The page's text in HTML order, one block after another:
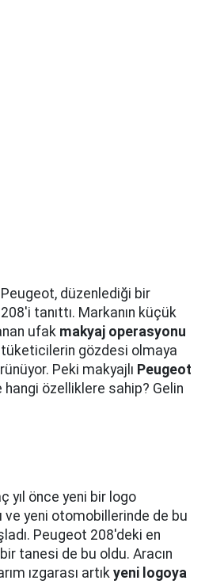
düzenlediği bir
tanıttı. Markanın küçük
ufak makyaj operasyonu
gözdesi olmaya
Peki makyajlı Peugeot
hangi özelliklere sahip? Gelin
yıl önce yeni bir logo
ve yeni otomobillerinde de bu
Peugeot 208'deki en
tanesi de bu oldu. Aracın
ızgarası artık yeni logoya